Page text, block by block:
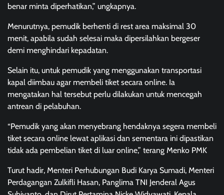
benar minta diperhatikan,” ungkapnya.
Menurutnya, pemudik berhenti di rest area maksimal 30
menit, apabila sudah selesai maka dipersilahkan bergeser
demi menghindari kepadatan.
Selain itu, untuk pemudik yang menggunakan transportasi
kapal diimbau agar membeli tiket secara online. Ia
mengatakan hal tersebut perlu dilakukan untuk mencegah
antrean di pelabuhan.
“Pemudik yang akan menyebrang hendaknya segera membeli
tiket secara online lewat aplikasi dan sementara ini dipastikan
tidak ada pembelian tiket di luar online,” terang Menko PMK
Turut hadir, Menteri Perhubungan Budi Karya Sumadi, Menteri
Perdagangan Zulkifli Hasan, Panglima TNI Jenderal Agus